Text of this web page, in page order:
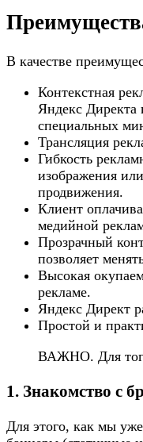
В качестве
Контекстная
Яндекс Директа
специальных
Трансляция
Гибкость
изображения
продвижения.
Клиент
медийной
Прозрачный
позволяет
Высокая
рекламе.
Яндекс Директ
Простой и
ВАЖНО. Для
1. Знакомство с
Для этого, как мы